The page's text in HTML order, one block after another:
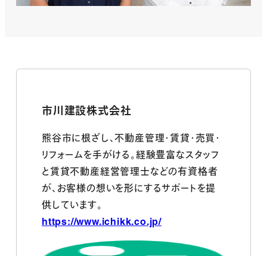
市川建設株式会社
熊谷市に根ざし、不動産管理・賃貸・売買・
リフォームを手がける。経験豊富なスタッフ
と賃貸不動産経営管理士などの有資格者
が、お客様の想いを形にするサポートを提
供しています。
https://www.ichikk.co.jp/